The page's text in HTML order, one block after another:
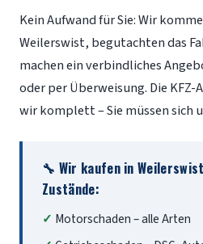
Kein Aufwand für Sie: Wir
Weilerswist, begutachten das
machen ein verbindliches
oder per Überweisung. Die
wir komplett – Sie müssen sich
🔧 Wir kaufen in
Zustände:
Motorschaden – alle Arten